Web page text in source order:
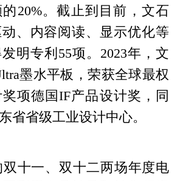
20%。截止到目前，文石
、内容阅读、显示优化等
明专利55项。2023年，文
墨水平板，荣获全球最权
项德国IF产品设计奖，同
省省级工业设计中心。
双十一、双十二两场年度电